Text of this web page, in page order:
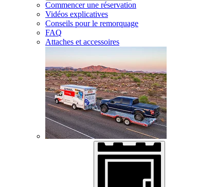
Commencer une réservation
Vidéos explicatives
Conseils pour le remorquage
FAQ
Attaches et accessoires